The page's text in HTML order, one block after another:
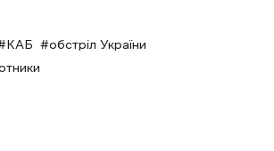
КАБ
обстріл України